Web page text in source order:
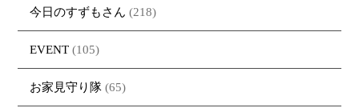
今日のすずもさん (218)
EVENT (105)
お家見守り隊 (65)
トップページ
ブログ
大工紹介
商品紹介
・MUKU
・MARUTA
・MUKUの家一覧 建物いろいろ